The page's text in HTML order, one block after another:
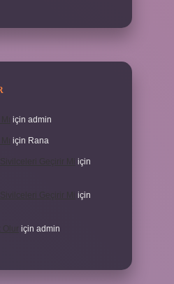
için admin
için Rana
için
için
için admin